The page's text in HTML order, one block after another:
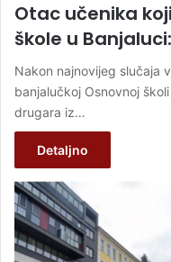
Otac učenika
škole u
Nakon najnovijeg slučaja
banjalučkoj Osnovnoj
drugara iz…
Detaljno